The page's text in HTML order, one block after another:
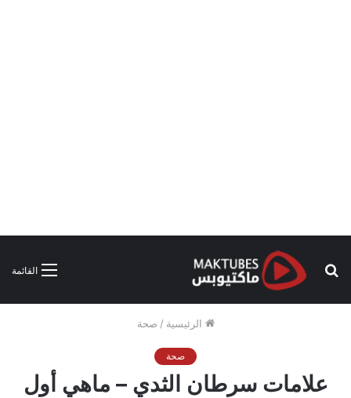
القائمة
بحث
الرئيسية / صحة
صحة
علامات سرطان الثدي – ماهي أول